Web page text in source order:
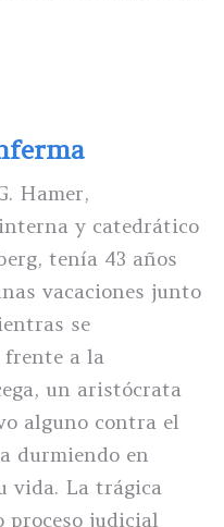
Hamer,
y catedrático
tenía 43 años
vacaciones junto
se
frente a la
un aristócrata
alguno contra el
durmiendo en
vida. La trágica
proceso judicial